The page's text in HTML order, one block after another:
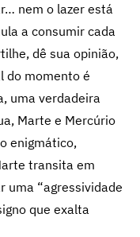
nem o lazer está
a consumir cada
dê sua opinião,
do momento é
uma verdadeira
Marte e Mercúrio
enigmático,
transita em
uma “agressividade
que exalta